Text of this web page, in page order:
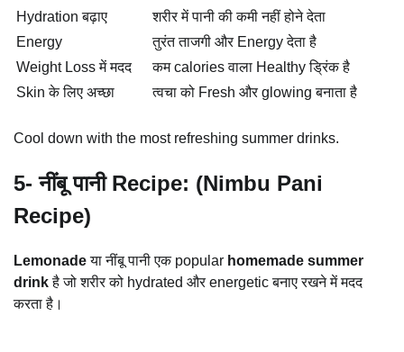
Hydration बढ़ाए
शरीर में पानी की कमी नहीं होने देता
Energy
तुरंत ताजगी और Energy देता है
Weight Loss में मदद
कम calories वाला Healthy ड्रिंक है
Skin के लिए अच्छा
त्वचा को Fresh और glowing बनाता है
Cool down with the most refreshing summer drinks.
5- नींबू पानी Recipe: (Nimbu Pani
Recipe)
Lemonadeया नींबू पानी एक popular homemade summer
drinkहै जो शरीर को hydrated और energetic बनाए रखने में मदद
करता है।